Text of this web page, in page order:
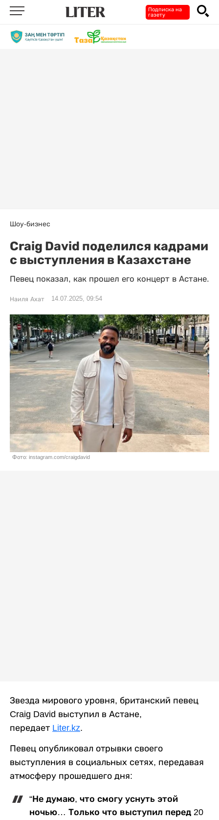
Подписка на
газету
Шоу-бизнес
Craig David поделился кадрами
с выступления в Казахстане
Певец показал, как прошел его концерт в Астане.
Наиля Ахат 14.07.2025, 09:54
Фото: instagram.com/craigdavid
Звезда мирового уровня, британский певец
Craig David выступил в Астане,
передает Liter.kz.
Певец опубликовал отрывки своего
выступления в социальных сетях, передавая
атмосферу прошедшего дня:
“Не думаю, что смогу уснуть этой
ночью… Только что выступил перед 20